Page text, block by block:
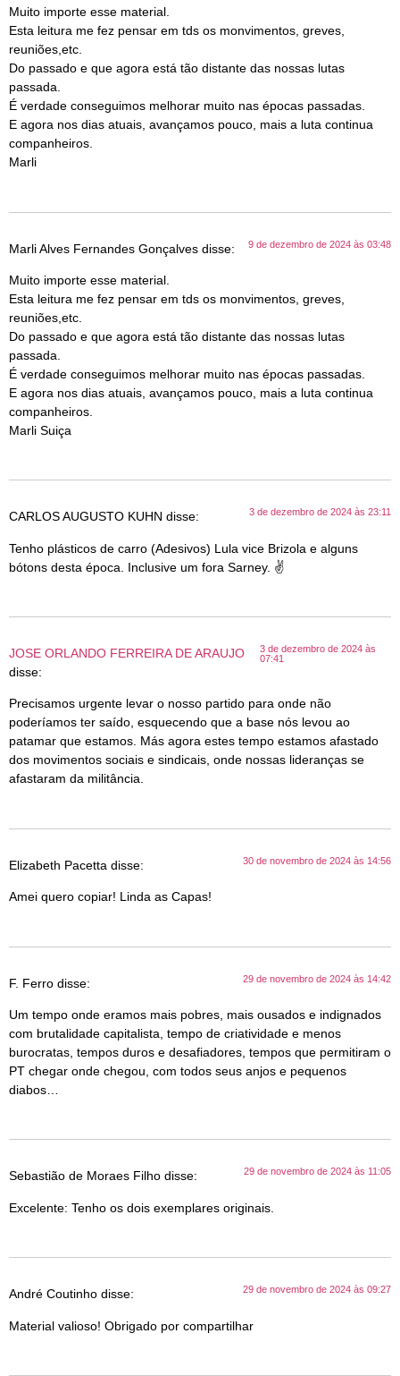
Muito importe esse material.
Esta leitura me fez pensar em tds os monvimentos, greves,
reuniões,etc.
Do passado e que agora está tão distante das nossas lutas
passada.
É verdade conseguimos melhorar muito nas épocas passadas.
E agora nos dias atuais, avançamos pouco, mais a luta continua
companheiros.
Marli
Marli Alves Fernandes Gonçalves disse: 9 de dezembro de 2024 às 03:48
Muito importe esse material.
Esta leitura me fez pensar em tds os monvimentos, greves,
reuniões,etc.
Do passado e que agora está tão distante das nossas lutas
passada.
É verdade conseguimos melhorar muito nas épocas passadas.
E agora nos dias atuais, avançamos pouco, mais a luta continua
companheiros.
Marli Suiça
CARLOS AUGUSTO KUHN disse: 3 de dezembro de 2024 às 23:11
Tenho plásticos de carro (Adesivos) Lula vice Brizola e alguns
bótons desta época. Inclusive um fora Sarney. ✌
JOSE ORLANDO FERREIRA DE ARAUJO
disse:
3 de dezembro de 2024 às
07:41
Precisamos urgente levar o nosso partido para onde não
poderíamos ter saído, esquecendo que a base nós levou ao
patamar que estamos. Más agora estes tempo estamos afastado
dos movimentos sociais e sindicais, onde nossas lideranças se
afastaram da militância.
Elizabeth Pacetta disse: 30 de novembro de 2024 às 14:56
Amei quero copiar! Linda as Capas!
F. Ferro disse: 29 de novembro de 2024 às 14:42
Um tempo onde eramos mais pobres, mais ousados e indignados
com brutalidade capitalista, tempo de criatividade e menos
burocratas, tempos duros e desafiadores, tempos que permitiram o
PT chegar onde chegou, com todos seus anjos e pequenos
diabos…
Sebastião de Moraes Filho disse: 29 de novembro de 2024 às 11:05
Excelente: Tenho os dois exemplares originais.
André Coutinho disse: 29 de novembro de 2024 às 09:27
Material valioso! Obrigado por compartilhar